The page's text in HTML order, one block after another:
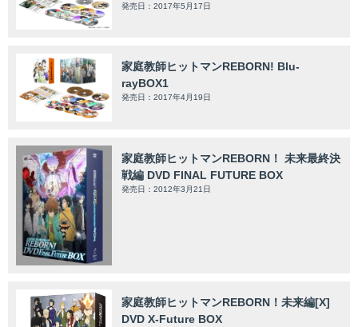
発売日：2017年5月17日
家庭教師ヒットマンREBORN! Blu-
rayBOX1
発売日：2017年4月19日
家庭教師ヒットマンREBORN！ 未来最終決
戦編 DVD FINAL FUTURE BOX
発売日：2012年3月21日
家庭教師ヒットマンREBORN！未来編[X]
DVD X-Future BOX